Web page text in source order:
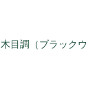
目調（ブラックウ